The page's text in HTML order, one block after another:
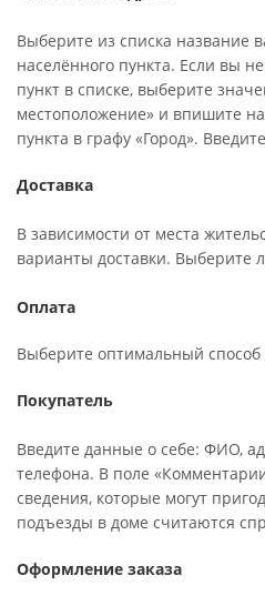
Выберите из списка название
населённого пункта. Если вы
пункт в списке, выберите
местоположение» и впишите
пункта в графу «Город».
Доставка
В зависимости от места
варианты доставки. Выберите
Оплата
Выберите оптимальный способ
Покупатель
Введите данные о себе: ФИО,
телефона. В поле
сведения, которые могут
подъезды в доме считаются
Оформление заказа